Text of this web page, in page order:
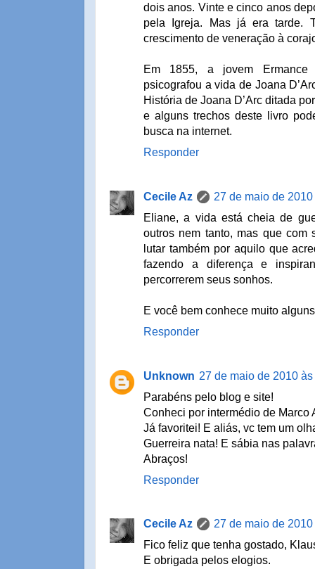
dois anos. Vinte e cinco anos
pela Igreja. Mas já era tarde.
crescimento de veneração à
Em 1855, a jovem
psicografou a vida de Joana
História de Joana D’Arc ditada
e alguns trechos deste livro
busca na internet.
Responder
Cecile Az
27 de maio de
Eliane, a vida está cheia de
outros nem tanto, mas que com
lutar também por aquilo que
fazendo a diferença e
percorrerem seus sonhos.
E você bem conhece muito
Responder
Unknown 27 de maio de 2010
Parabéns pelo blog e site!
Conheci por intermédio de Marco
Já favoritei! E aliás, vc tem um
Guerreira nata! E sábia nas
Abraços!
Responder
Cecile Az
27 de maio de
Fico feliz que tenha gostado,
E obrigada pelos elogios.